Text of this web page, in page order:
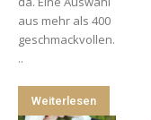
aus mehr als 400
geschmackvollen.
..
Weiterlesen